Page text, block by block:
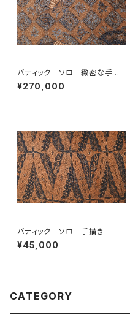
バティック ソロ 緻密な手描
き
¥270,000
バティック ソロ 手描き
¥45,000
CATEGORY